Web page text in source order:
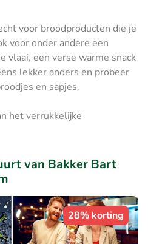
voor broodproducten die je
voor onder andere een
vlaai, een verse warme snack
lekker anders en probeer
en sapjes.
het verrukkelijke
van Bakker Bart
28% korting